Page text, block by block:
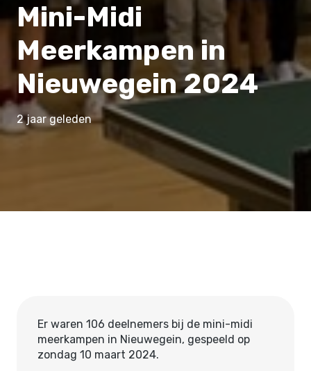
Mini-Midi
Meerkampen in
Nieuwegein 2024
2 jaar geleden
Er waren 106 deelnemers bij de mini-midi
meerkampen in Nieuwegein, gespeeld op
zondag 10 maart 2024.